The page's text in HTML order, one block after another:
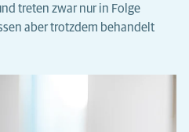
treten zwar nur in Folge
aber trotzdem behandelt